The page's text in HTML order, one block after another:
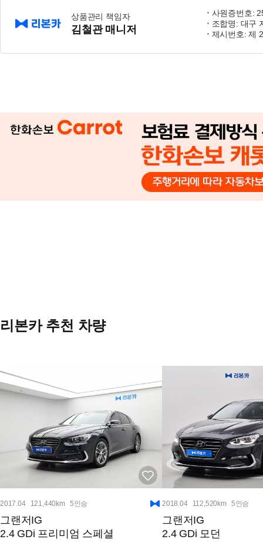
상품관리 책임자
김철관 매니저
사원증번호:
조합명: 대구
제시번호: 제
리본카 추천 차량
2017.04 121,440km 5인승
그랜저IG
2.4 GDi 프리미엄 스페셜
2018.04 112,520km 5인승
그랜저IG
2.4 GDi 모던